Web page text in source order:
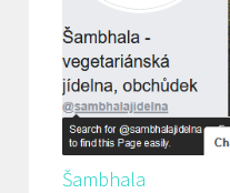
Šambhala